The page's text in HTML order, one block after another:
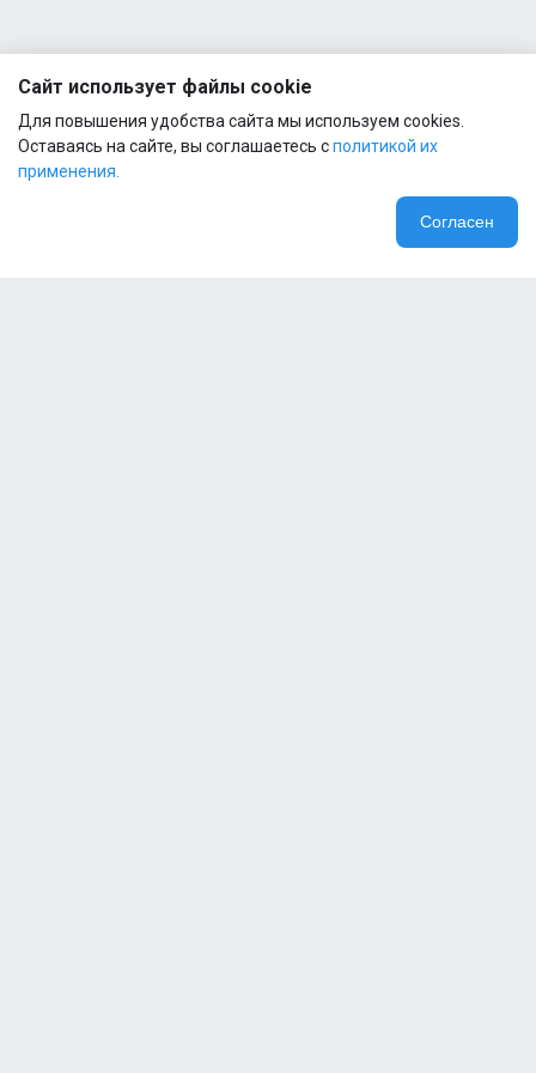
Сайт использует файлы cookie
Для повышения удобства сайта мы используем cookies.
Оставаясь на сайте, вы соглашаетесь сполитикой их
применения.
Согласен